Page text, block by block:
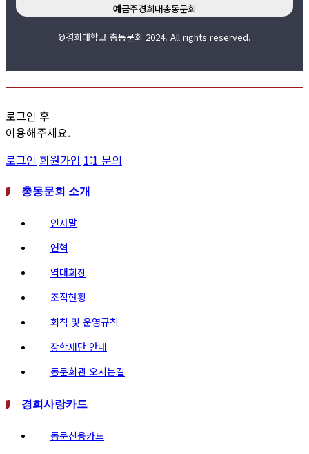
예금주경희대총동문회
©경희대학교 총동문회 2024. All rights reserved.
로그인 후
이용해주세요.
로그인 회원가입 1:1 문의
총동문회 소개
인사말
연혁
역대회장
조직현황
회칙 및 운영규칙
장학재단 안내
동문회관 오시는길
경희사랑카드
동문신용카드